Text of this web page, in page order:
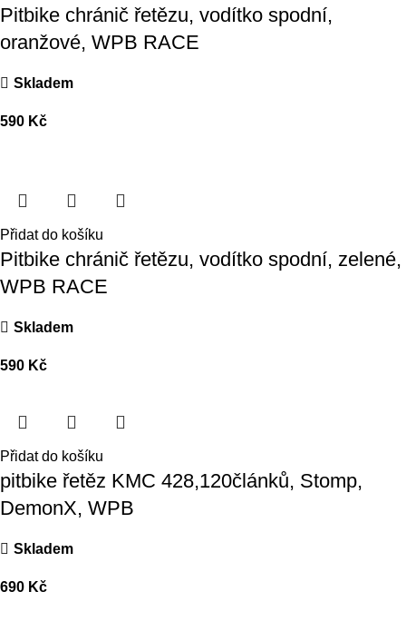
Pitbike chránič řetězu, vodítko spodní,
oranžové, WPB RACE
Skladem
590 Kč
Přidat do košíku
Pitbike chránič řetězu, vodítko spodní, zelené,
WPB RACE
Skladem
590 Kč
Přidat do košíku
pitbike řetěz KMC 428,120článků, Stomp,
DemonX, WPB
Skladem
690 Kč